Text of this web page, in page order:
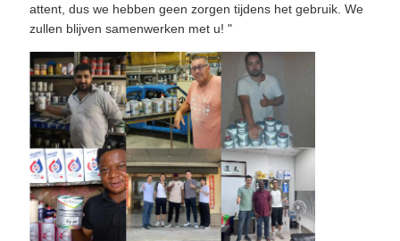
attent, dus we hebben geen zorgen tijdens het gebruik. We
zullen blijven samenwerken met u! "